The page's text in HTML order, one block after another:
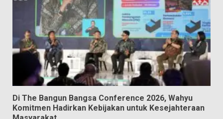
Di The Bangun Bangsa Conference 2026, Wahyu
Komitmen Hadirkan Kebijakan untuk Kesejahteraan